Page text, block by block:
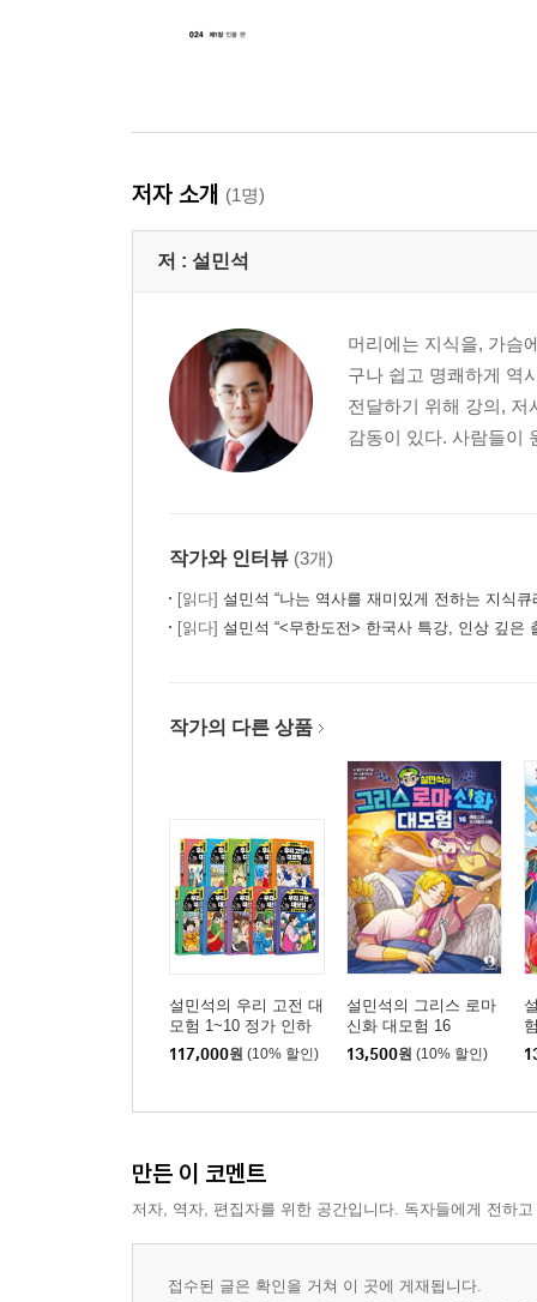
저자 소개 (1명)
저 : 설민석
머리에는 지식을, 가슴
구나 쉽고 명쾌하게 역
전달하기 위해 강의,
감동이 있다. 사람들이
작가와 인터뷰 (3개)
[읽다] 설민석 “나는 역사를 재미있게 전하는 지식큐
[읽다] 설민석 “<무한도전> 한국사 특강, 인상 깊은
작가의 다른 상품
설민석의 우리 고전 대
모험 1~10 정가 인하
세트
117,000원 (10% 할인)
설민석의 그리스 로마
신화 대모험 16
13,500원 (10% 할인)
만든 이 코멘트
저자, 역자, 편집자를 위한 공간입니다. 독자들에게 전하
접수된 글은 확인을 거쳐 이 곳에 게재됩니다.